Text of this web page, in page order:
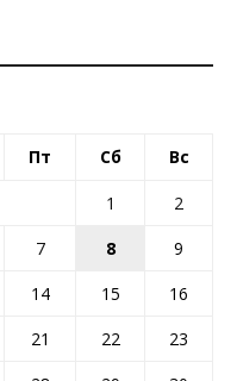
Пт Сб Вс
1
2
7 8
9
14 15
16
21 22
23